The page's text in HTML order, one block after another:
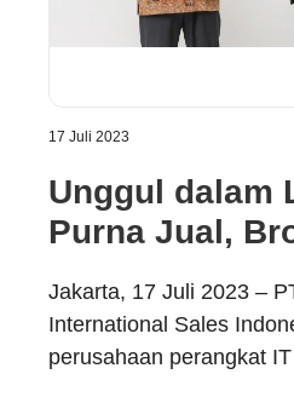
17 Juli 2023
Unggul dalam
Purna Jual,
2023
Jakarta, 17 Juli 2023 –
International Sales
perusahaan perangkat